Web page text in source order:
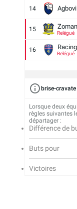
14
15 Zoman
Relégué
16
Relégué
brise-
Lorsque deux
règles suivantes
départager :
Différence de
Buts pour
Victoires